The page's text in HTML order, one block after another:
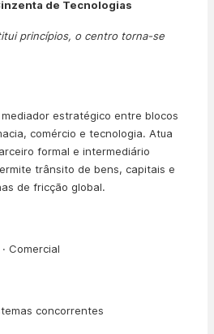
de Tecnologias
princípios, o centro torna-se
mediador estratégico entre blocos
comércio e tecnologia. Atua
formal e intermediário
trânsito de bens, capitais e
de fricção global.
Comercial
concorrentes